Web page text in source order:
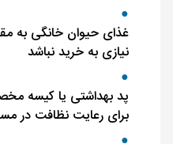
غذای حیوان خانگی به
نیازی به خرید نباشد
پد بهداشتی یا کیسه
برای رعایت نظافت در